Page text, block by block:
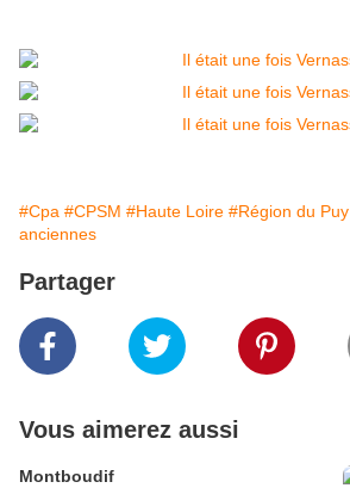
#Cpa #CPSM #Haute Loire #Région du Puy
anciennes
Partager
Vous aimerez aussi
Montboudif